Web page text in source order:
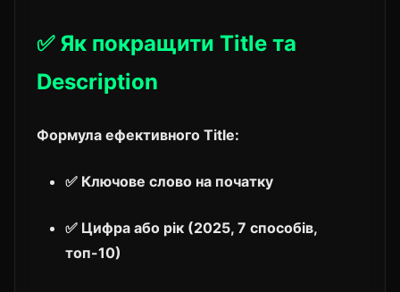
✅ Як покращити Title та
Description
Формула ефективного Title:
✅ Ключове слово на початку
✅ Цифра або рік (2025, 7 способів,
топ-10)